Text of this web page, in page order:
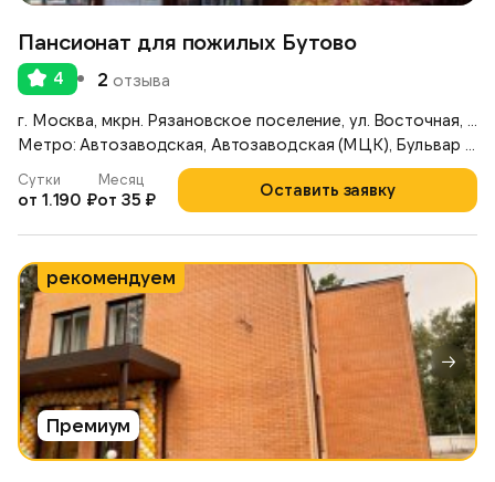
Пансионат для пожилых Бутово
4 2 отзыва
Оставить заявку
Сутки
от 1.190 ₽
Месяц
от 35 ₽
рекомендуем
Премиум